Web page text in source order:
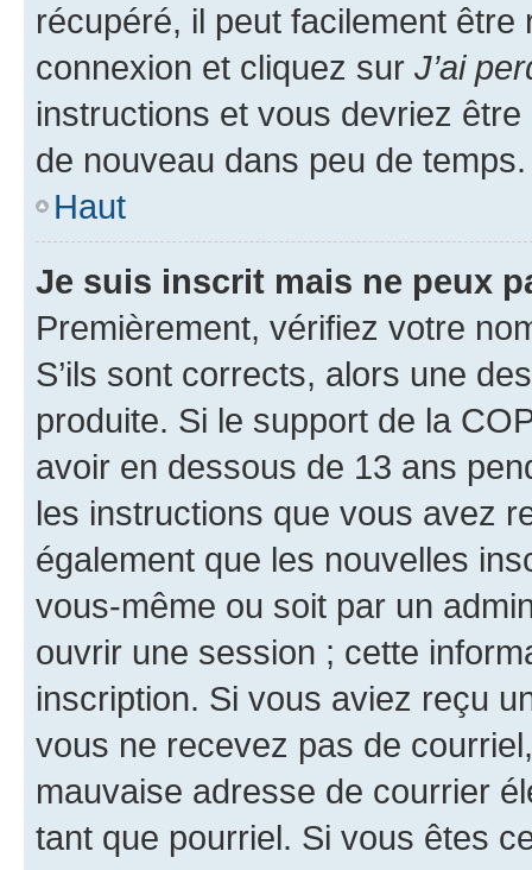
récupéré, il peut facilement
connexion et cliquez sur J’ai
instructions et vous devriez
de nouveau dans peu de temps.
Haut
Je suis inscrit mais ne peux
Premièrement, vérifiez votre
S’ils sont corrects, alors une
produite. Si le support de la
avoir en dessous de 13 ans
les instructions que vous avez
également que les nouvelles
vous-même ou soit par un
ouvrir une session ; cette
inscription. Si vous aviez reçu
vous ne recevez pas de
mauvaise adresse de courrier
tant que pourriel. Si vous êtes